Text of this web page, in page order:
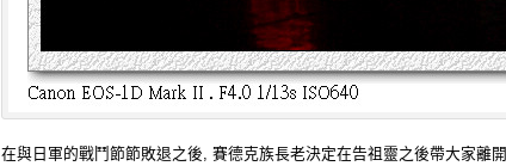
在與日軍的戰鬥節節敗退之後, 賽德克族長老決定在告祖靈之後帶大家離開